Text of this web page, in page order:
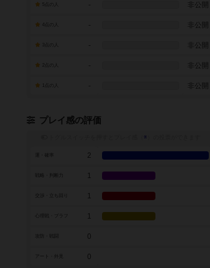
- 非公開
- 非公開
- 非公開
- 非公開
- 非公開
プレイ感の評価
※
2
戦略・判断力 1
1
1
0
アート・外見 0